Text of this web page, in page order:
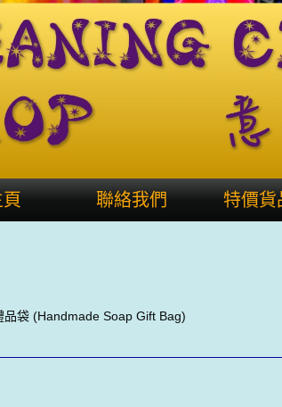
聯絡我們 特價貨
品袋 (Handmade Soap Gift Bag)